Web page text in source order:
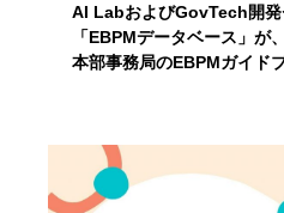
AI LabおよびGovTech開発
「EBPMデータベース」が
本部事務局のEBPMガイド